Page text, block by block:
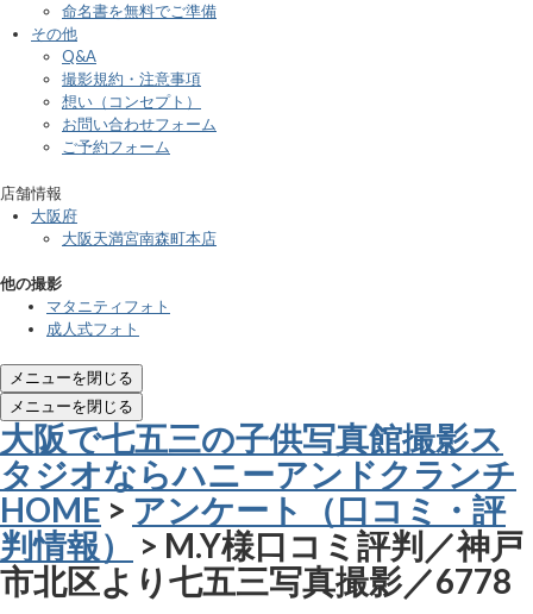
命名書を無料でご準備
その他
Q&A
撮影規約・注意事項
想い（コンセプト）
お問い合わせフォーム
ご予約フォーム
店舗情報
大阪府
大阪天満宮南森町本店
他の撮影
マタニティフォト
成人式フォト
メニューを閉じる
メニューを閉じる
大阪で七五三の子供写真館撮影ス
タジオならハニーアンドクランチ
HOME > アンケート（口コミ・評
判情報）
> M.Y様口コミ評判／神戸
市北区より七五三写真撮影／6778